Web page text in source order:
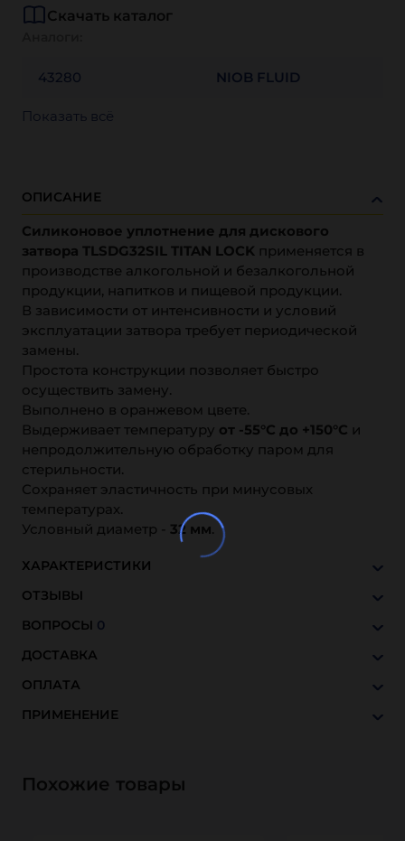
Скачать каталог
43280 NIOB FLUID
Показать всё
ОПИСАНИЕ
Силиконовое уплотнение для дискового
затвора TLSDG32SIL TITAN LOCK применяется в
производстве алкогольной и безалкогольной
продукции, напитков и пищевой продукции.
В зависимости от интенсивности и условий
эксплуатации затвора требует периодической
замены.
Простота конструкции позволяет быстро
осуществить замену.
Выполнено в оранжевом цвете.
Выдерживает температуру от -55°C до +150°C и
непродолжительную обработку паром для
стерильности.
Сохраняет эластичность при минусовых
температурах.
Условный диаметр - 32 мм.
ХАРАКТЕРИСТИКИ
ОТЗЫВЫ
ВОПРОСЫ 0
ДОСТАВКА
ОПЛАТА
ПРИМЕНЕНИЕ
Похожие товары